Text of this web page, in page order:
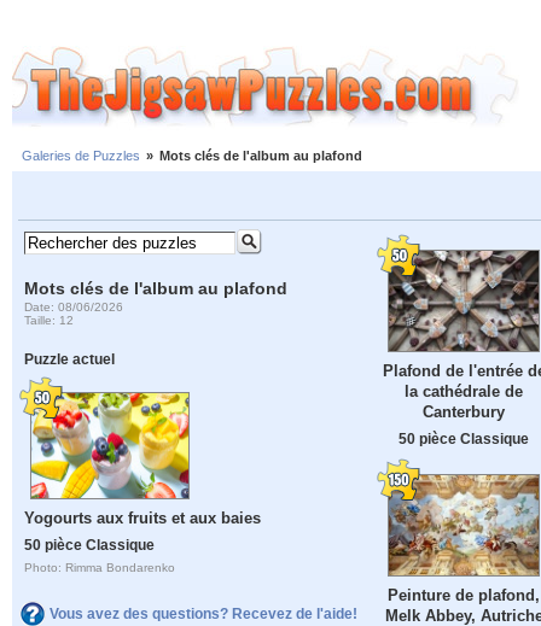
Galeries de Puzzles » Mots clés de l'album au plafond
Mots clés de l'album au plafond
Date: 08/06/2026
Taille: 12
Puzzle actuel
Yogourts aux fruits et aux baies
50 pièce Classique
Photo: Rimma Bondarenko
Vous avez des questions? Recevez de l'aide!
Plafond de l'entrée
la cathédrale de
Canterbury
50 pièce Classique
Peinture de plafond,
Melk Abbey,